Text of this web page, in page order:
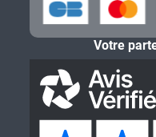
Votre